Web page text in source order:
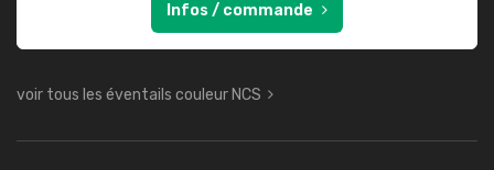
Infos / commande
voir tous les éventails couleur NCS